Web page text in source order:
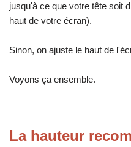
jusqu'à ce que votre tête soit
haut de votre écran).
Sinon, on ajuste le haut de
Voyons ça ensemble.
La hauteur